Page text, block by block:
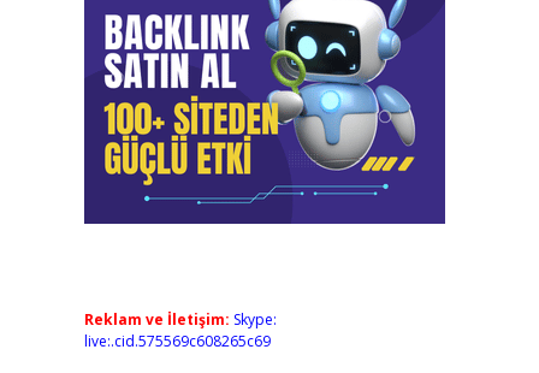
Reklam ve İletişim: Skype:
live:.cid.575569c608265c69